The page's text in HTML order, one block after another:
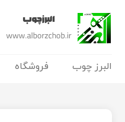
البرز چوب فروشگاه